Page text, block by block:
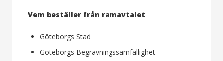
Vem beställer från ramavtalet
Göteborgs Stad
Göteborgs Begravningssamfällighet